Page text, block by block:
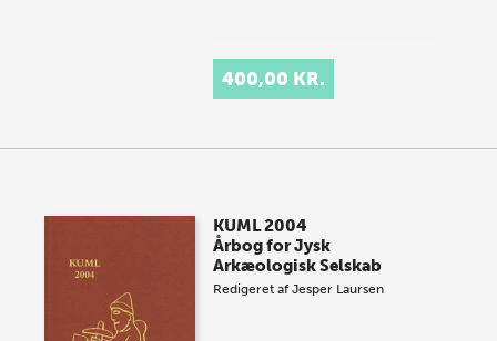
400,00 KR.
KUML 2004
Årbog for Jysk
Arkæologisk Selskab
Redigeret afJesper Laursen